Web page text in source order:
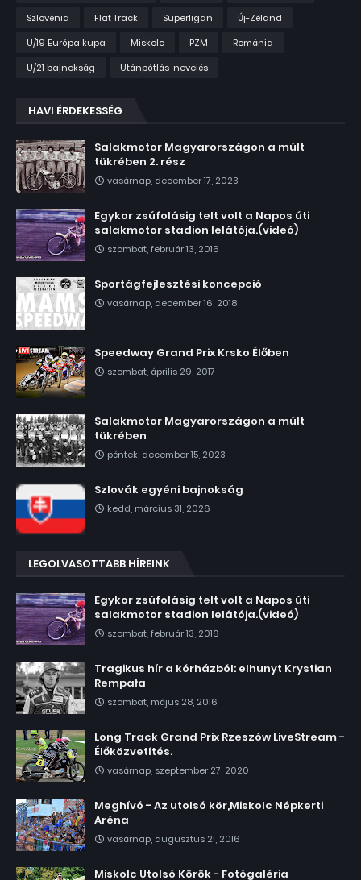
Szlovénia
Flat Track Superligan
Új-Zéland
U/19 Európa kupa
Miskolc PZM
Románia
U/21 bajnokság
Utánpótlás-nevelés
HAVI ÉRDEKESSÉG
Salakmotor Magyarországon a múlt
tükrében 2. rész
vasárnap, december 17, 2023
Egykor zsúfolásig telt volt a Napos úti
salakmotor stadion lelátója.(videó)
szombat, február 13, 2016
Sportágfejlesztési koncepció
vasárnap, december 16, 2018
Speedway Grand Prix Krsko Élőben
szombat, április 29, 2017
Salakmotor Magyarországon a múlt
tükrében
péntek, december 15, 2023
Szlovák egyéni bajnokság
kedd, március 31, 2026
LEGOLVASOTTABB HÍREINK
Egykor zsúfolásig telt volt a Napos úti
salakmotor stadion lelátója.(videó)
szombat, február 13, 2016
Tragikus hír a kórházból: elhunyt Krystian
Rempała
szombat, május 28, 2016
Long Track Grand Prix Rzeszów LiveStream -
Élőközvetítés.
vasárnap, szeptember 27, 2020
Meghívó - Az utolsó kör,Miskolc Népkerti
Aréna
vasárnap, augusztus 21, 2016
Miskolc Utolsó Körök - Fotógaléria